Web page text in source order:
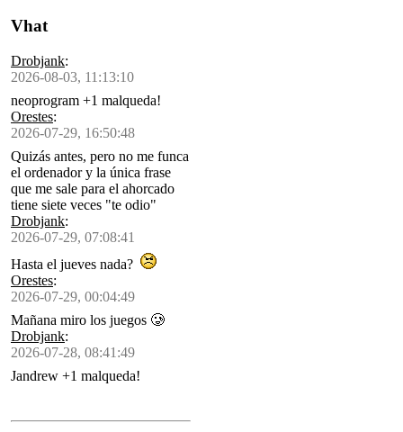
Vhat
Drobjank:
2026-08-03, 11:13:10
neoprogram +1 malqueda!
Orestes:
2026-07-29, 16:50:48
Quizás antes, pero no me funca
el ordenador y la única frase
que me sale para el ahorcado
tiene siete veces "te odio"
Drobjank:
2026-07-29, 07:08:41
Hasta el jueves nada?
Orestes:
2026-07-29, 00:04:49
Mañana miro los juegos 🥲
Drobjank:
2026-07-28, 08:41:49
Jandrew +1 malqueda!